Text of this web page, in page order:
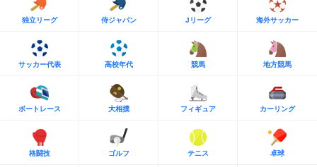
独立リーグ 侍ジャパン Jリーグ 海外サッカー
サッカー代表 高校年代 競馬 地方競馬
ボートレース 大相撲 フィギュア カーリング
格闘技 ゴルフ テニス 卓球